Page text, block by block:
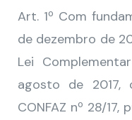
Art. 1º Com
de dezembro de
Lei
agosto de 2017,
CONFAZ nº 28/